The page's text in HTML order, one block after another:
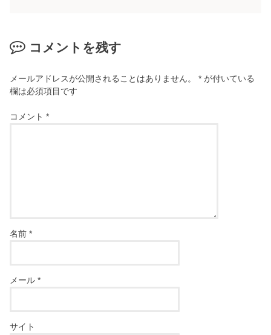
コメントを残す
メールアドレスが公開されることはありません。 * が付いている
欄は必須項目です
コメント*
名前*
メール*
サイト